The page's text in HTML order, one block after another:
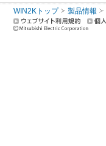
WIN2Kトップ 製品情報